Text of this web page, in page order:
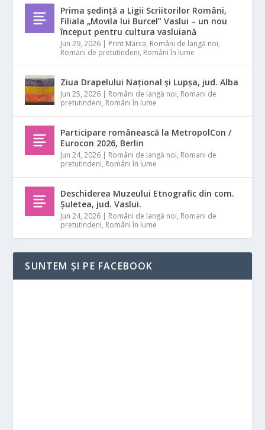
Prima ședință a Ligii Scriitorilor Români,
Filiala „Movila lui Burcel” Vaslui – un nou
început pentru cultura vasluiană
Jun 29, 2026 | Print Marca, Români de langă noi,
Romani de pretutindeni, Români în lume
Ziua Drapelului Național și Lupșa, jud. Alba
Jun 25, 2026 | Români de langă noi, Romani de
pretutindeni, Români în lume
Participare românească la MetropolCon /
Eurocon 2026, Berlin
Jun 24, 2026 | Români de langă noi, Romani de
pretutindeni, Români în lume
Deschiderea Muzeului Etnografic din com.
Șuletea, jud. Vaslui.
Jun 24, 2026 | Români de langă noi, Romani de
pretutindeni, Români în lume
SUNTEM ȘI PE FACEBOOK